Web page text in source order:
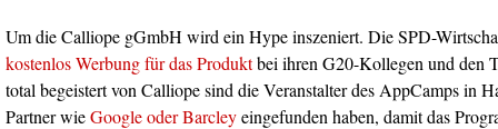
Um die Calliope gGmbH wird ein Hype inszeniert. Die SPD-
kostenlos Werbung für das Produktbei ihren G20-Kollegen und den
total begeistert von Calliope sind die Veranstalter des AppCamps in
Partner wieGoogle oder Barcleyeingefunden haben, damit das